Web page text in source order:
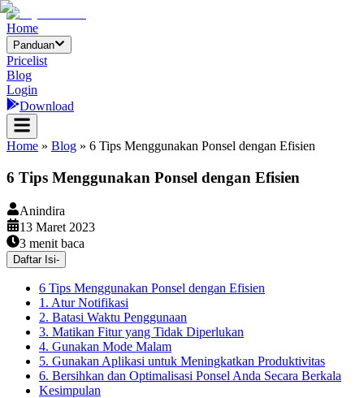
Home
Panduan
Pricelist
Blog
Login
Download
Home » Blog » 6 Tips Menggunakan Ponsel dengan Efisien
6 Tips Menggunakan Ponsel dengan Efisien
Anindira
13 Maret 2023
3 menit baca
Daftar Isi-
6 Tips Menggunakan Ponsel dengan Efisien
1. Atur Notifikasi
2. Batasi Waktu Penggunaan
3. Matikan Fitur yang Tidak Diperlukan
4. Gunakan Mode Malam
5. Gunakan Aplikasi untuk Meningkatkan Produktivitas
6. Bersihkan dan Optimalisasi Ponsel Anda Secara Berkala
Kesimpulan